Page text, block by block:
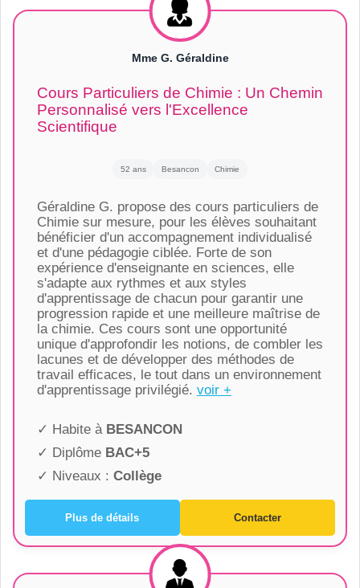
Mme G. Géraldine
Cours Particuliers de Chimie : Un Chemin
Personnalisé vers l'Excellence
Scientifique
52 ans Besancon Chimie
Géraldine G. propose des cours particuliers de
Chimie sur mesure, pour les élèves souhaitant
bénéficier d'un accompagnement individualisé
et d'une pédagogie ciblée. Forte de son
expérience d'enseignante en sciences, elle
s'adapte aux rythmes et aux styles
d'apprentissage de chacun pour garantir une
progression rapide et une meilleure maîtrise de
la chimie. Ces cours sont une opportunité
unique d'approfondir les notions, de combler les
lacunes et de développer des méthodes de
travail efficaces, le tout dans un environnement
d'apprentissage privilégié. voir +
✓ Habite à BESANCON
✓ Diplôme BAC+5
✓ Niveaux : Collège
Plus de détails Contacter